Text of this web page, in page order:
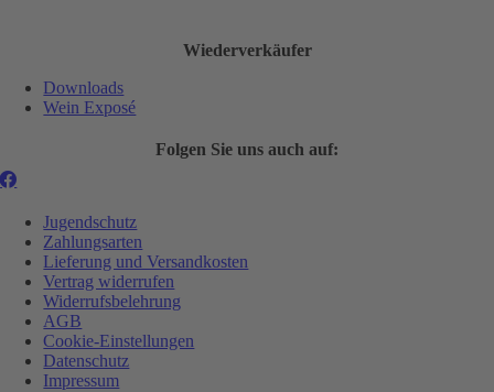
Wiederverkäufer
Downloads
Wein Exposé
Folgen Sie uns auch auf:
Jugendschutz
Zahlungsarten
Lieferung und Versandkosten
Vertrag widerrufen
Widerrufsbelehrung
AGB
Cookie-Einstellungen
Datenschutz
Impressum